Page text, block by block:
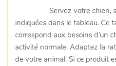
Servez votre chien,
indiquées dans le tableau. Ce
correspond aux besoins d’un
activité normale. Adaptez la
de votre animal. Si ce produit